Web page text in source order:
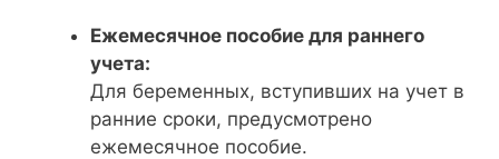
Ежемесячное пособие для раннего
учета:
Для беременных, вступивших на учет в
ранние сроки, предусмотрено
ежемесячное пособие.